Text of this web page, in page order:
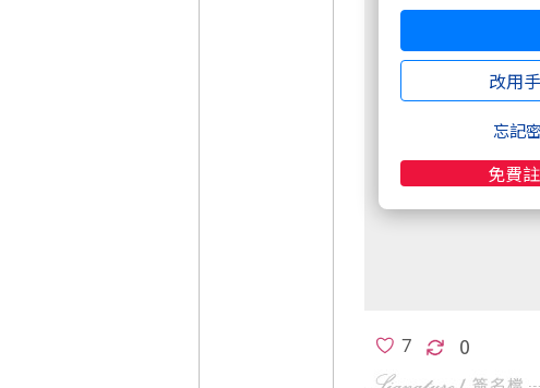
非會員請先註冊再
週五盤後六日限定
0
改用
忘記
免費